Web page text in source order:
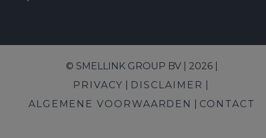
© SMELLINK GROUP BV | 2026 |
PRIVACY
DISCLAIMER
ALGEMENE VOORWAARDEN
CONTACT